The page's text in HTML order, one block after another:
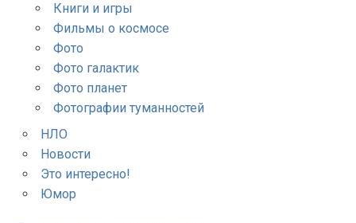
Книги и игры
Фильмы о космосе
Фото
Фото галактик
Фото планет
Фотографии туманностей
НЛО
Новости
Это интересно!
Юмор